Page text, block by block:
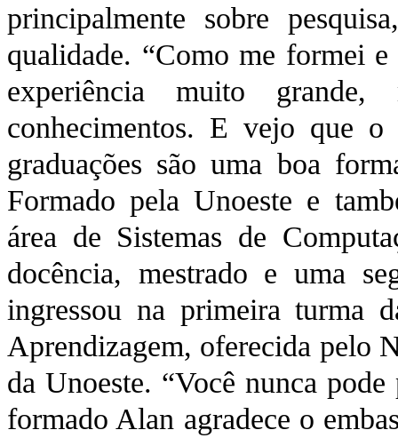
principalmente sobre
qualidade. “Como me formei
experiência muito grande,
conhecimentos. E vejo que
graduações são uma boa
Formado pela Unoeste e
área de Sistemas de
docência, mestrado e uma
ingressou na primeira turma
Aprendizagem, oferecida pelo
da Unoeste. “Você nunca
formado Alan agradece o